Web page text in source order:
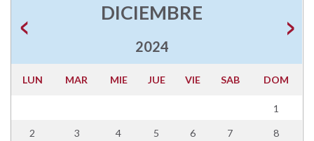
DICIEMBRE
2024
LUN MAR MIE JUE VIE SAB DOM
1
2 3 4 5 6 7 8